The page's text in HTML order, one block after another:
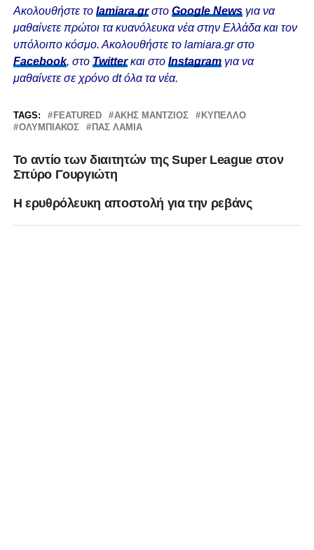
Ακολουθήστε το lamiara.grστο Google Newsγια να
μαθαίνετε πρώτοι τα κυανόλευκα νέα στην Ελλάδα και τον
υπόλοιπο κόσμο. Ακολουθήστε το lamiara.gr στο
Facebook, στο Twitterκαι στο Instagram για να
μαθαίνετε σε χρόνο dt όλα τα νέα.
TAGS: FEATURED ΆΚΗΣ ΜΆΝΤΖΙΟΣ
ΚΎΠΕΛΛΟ
ΟΛΥΜΠΙΑΚΌΣ
ΠΑΣ ΛΑΜΙΑ
Το αντίο των διαιτητών της Super League στον
Σπύρο Γουργιώτη
Η ερυθρόλευκη αποστολή για την ρεβάνς